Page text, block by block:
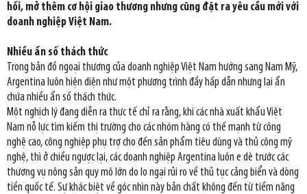
hối, mở thêm cơ hội giao thương nhưng cũng đặt ra yêu cầu mới với
doanh nghiệp Việt Nam.
Nhiều ẩn số thách thức
Trong bản đồ ngoại thương của doanh nghiệp Việt Nam hướng sang Nam Mỹ,
Argentina luôn hiện diện như một phương trình đầy hấp dẫn nhưng lại ẩn
chứa nhiều ẩn số thách thức.
Một nghịch lý đang diễn ra thực tế chỉ ra rằng, khi các nhà xuất khẩu Việt
Nam nỗ lực tìm kiếm thị trường cho các nhóm hàng có thế mạnh từ công
nghệ cao, công nghiệp phụ trợ cho đến sản phẩm tiêu dùng và thủ công mỹ
nghệ, thì ở chiều ngược lại, các doanh nghiệp Argentina luôn e dè trước các
thương vụ nông sản quy mô lớn do lo ngại rủi ro về thủ tục cảng biển và dòng
tiền quốc tế. Sự khác biệt về góc nhìn này bản chất không đến từ tiềm năng